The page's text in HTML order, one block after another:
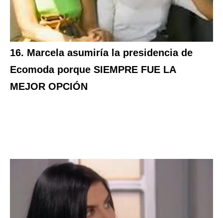
16. Marcela asumiría la presidencia de
Ecomoda porque SIEMPRE FUE LA
MEJOR OPCIÓN